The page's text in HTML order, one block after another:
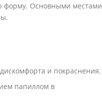
форму. Основными местами
и покраснения.
папиллом в